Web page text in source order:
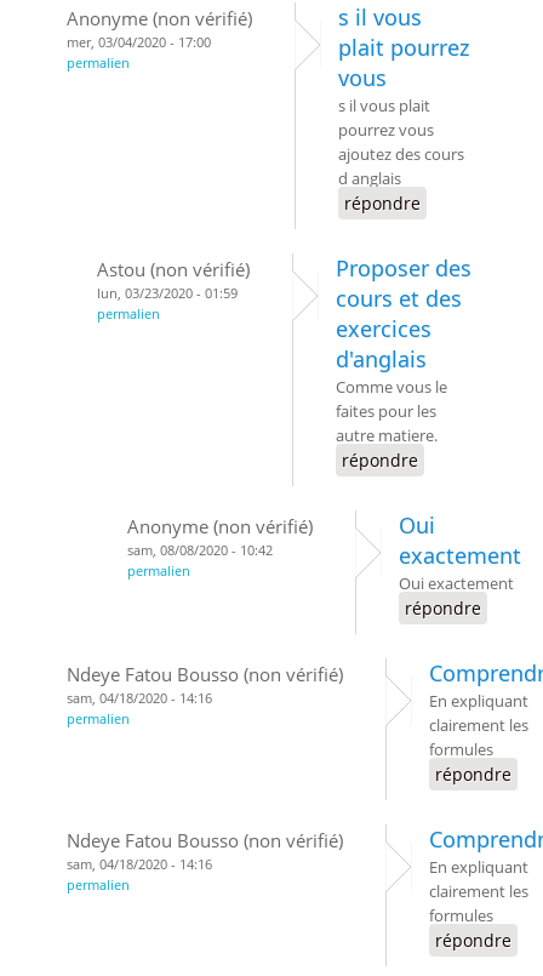
Anonyme (non vérifié)
mer, 03/04/2020 - 17:00
permalien
s il vous
plait pourrez
vous
s il vous plait
pourrez vous
ajoutez des cours
d anglais
répondre
Astou (non vérifié)
lun, 03/23/2020 - 01:59
permalien
Proposer des
cours et des
exercices
d'anglais
Comme vous le
faites pour les
autre matiere.
répondre
Anonyme (non vérifié)
sam, 08/08/2020 - 10:42
permalien
Oui
exactement
Oui exactement
répondre
Ndeye Fatou Bousso (non vérifié)
sam, 04/18/2020 - 14:16
permalien
En expliquant
clairement les
formules
répondre
Ndeye Fatou Bousso (non vérifié)
sam, 04/18/2020 - 14:16
permalien
En expliquant
clairement les
formules
répondre